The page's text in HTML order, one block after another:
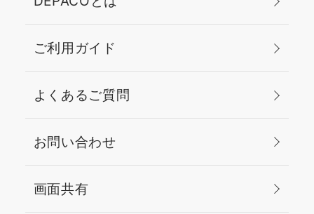
ご利用ガイド
よくあるご質問
お問い合わせ
画面共有